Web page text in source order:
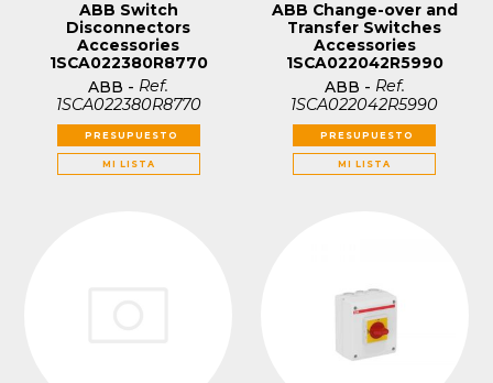
ABB Switch
Disconnectors
Accessories
1SCA022380R8770
ABB - Ref.
1SCA022380R8770
PRESUPUESTO
MI LISTA
ABB Change-over and
Transfer Switches
Accessories
1SCA022042R5990
ABB - Ref.
1SCA022042R5990
PRESUPUESTO
MI LISTA